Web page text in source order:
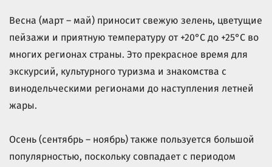
Весна (март – май) приносит свежую зелень, цветущие
пейзажи и приятную температуру от +20°C до +25°C во
многих регионах страны. Это прекрасное время для
экскурсий, культурного туризма и знакомства с
винодельческими регионами до наступления летней
жары.
Осень (сентябрь – ноябрь) также пользуется большой
популярностью, поскольку совпадает с периодом